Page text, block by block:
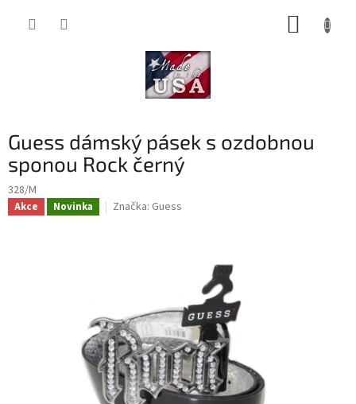
Guess dámský pásek s ozdobnou
sponou Rock černý
328/M
Akce Novinka Značka: Guess